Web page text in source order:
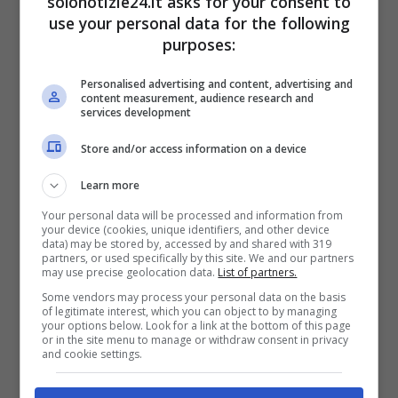
Canalis, stivali country e (mini)
bikini: la foto infiamma
Instagram
LEGGI ANCHE->Amici, Veronica
Peparini: ecco chi è il bellissimo
ex marito padre della piccola
Olivia
use your personal data for the following
purposes:
Personalised advertising and content, advertising and
content measurement, audience research and
services development
Store and/or access information on a device
Learn more
Your personal data will be processed and information from
your device (cookies, unique identifiers, and other device
data) may be stored by, accessed by and shared with 319
partners, or used specifically by this site. We and our partners
may use precise geolocation data. List of partners.
Some vendors may process your personal data on the basis
of legitimate interest, which you can object to by managing
your options below. Look for a link at the bottom of this page
or in the site menu to manage or withdraw consent in privacy
and cookie settings.